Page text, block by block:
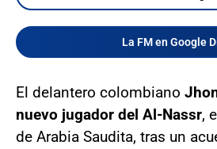
La FM en Google
El delantero colombiano
nuevo jugador del Al-Nassr,
de Arabia Saudita, tras un